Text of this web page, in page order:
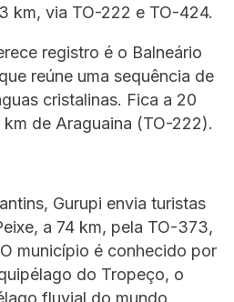
km, via TO-222 e TO-424.
registro é o Balneário
reúne uma sequência de
cristalinas. Fica a 20
de Araguaina (TO-222).
Gurupi envia turistas
a 74 km, pela TO-373,
município é conhecido por
do Tropeço, o